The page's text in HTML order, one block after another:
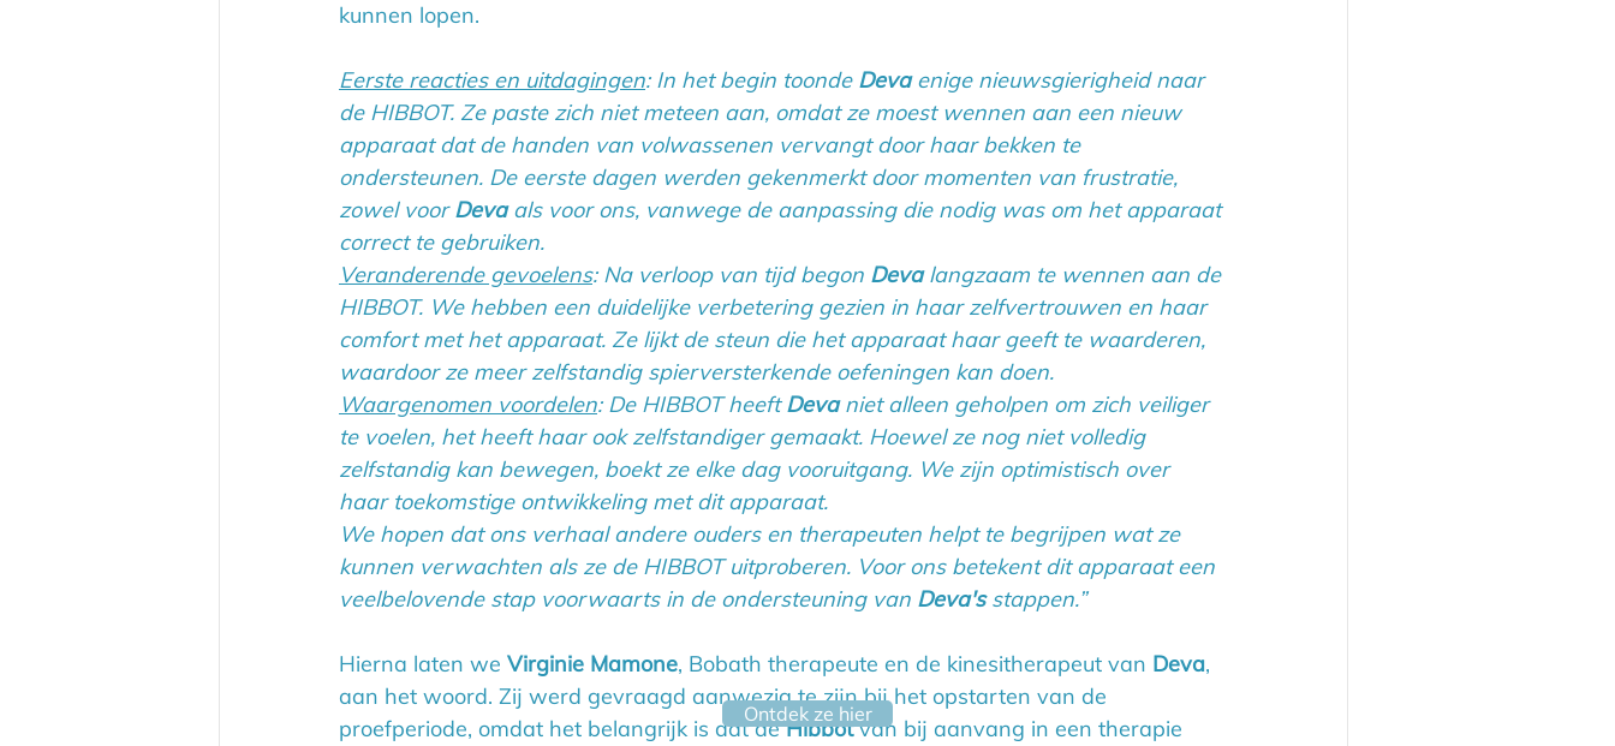
kunnen lopen.
Eerste reacties en uitdagingen: In het begin toonde Deva enige nieuwsgierigheid naar
de HIBBOT. Ze paste zich niet meteen aan, omdat ze moest wennen aan een nieuw
apparaat dat de handen van volwassenen vervangt door haar bekken te
ondersteunen. De eerste dagen werden gekenmerkt door momenten van frustratie,
zowel voor Deva als voor ons, vanwege de aanpassing die nodig was om het apparaat
correct te gebruiken.
Veranderende gevoelens: Na verloop van tijd begon Deva langzaam te wennen aan de
HIBBOT. We hebben een duidelijke verbetering gezien in haar zelfvertrouwen en haar
comfort met het apparaat. Ze lijkt de steun die het apparaat haar geeft te waarderen,
waardoor ze meer zelfstandig spierversterkende oefeningen kan doen.
Waargenomen voordelen: De HIBBOT heeft Deva niet alleen geholpen om zich veiliger
te voelen, het heeft haar ook zelfstandiger gemaakt. Hoewel ze nog niet volledig
zelfstandig kan bewegen, boekt ze elke dag vooruitgang. We zijn optimistisch over
haar toekomstige ontwikkeling met dit apparaat.
We hopen dat ons verhaal andere ouders en therapeuten helpt te begrijpen wat ze
kunnen verwachten als ze de HIBBOT uitproberen. Voor ons betekent dit apparaat een
veelbelovende stap voorwaarts in de ondersteuning van Deva's stappen.”
Hierna laten we Virginie Mamone, Bobath therapeute en de kinesitherapeut van Deva,
aan het woord. Zij werd gevraagd aanwezig te zijn bij het opstarten van de
proefperiode, omdat het belangrijk is dat de Hibbot van bij aanvang in een therapie
Ontdek ze hier